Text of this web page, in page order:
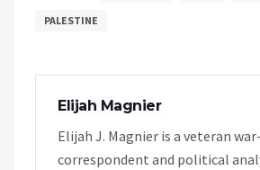
PALESTINE
Elijah Magnier
Elijah J. Magnier is a veteran
correspondent and political